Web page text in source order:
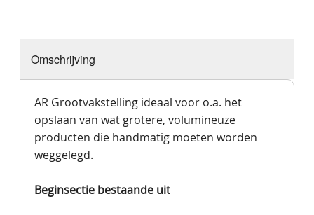
Omschrijving
AR Grootvakstelling ideaal voor o.a. het
opslaan van wat grotere, volumineuze
producten die handmatig moeten worden
weggelegd.
Beginsectie bestaande uit